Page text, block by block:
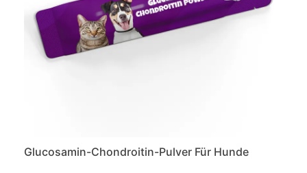
Glucosamin-Chondroitin-Pulver Für Hunde